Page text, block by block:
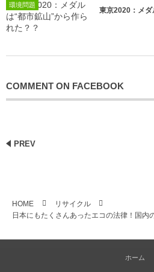
環境問題
東京2020：メダ
COMMENT ON FACEBOOK
PREV
HOME
リサイクル
日本にもたくさんあったエコの法律！国内
ホーム